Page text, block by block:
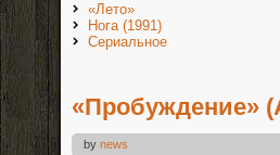
«Лето»
Нога (1991)
Сериальное
«Пробуждение»
by news